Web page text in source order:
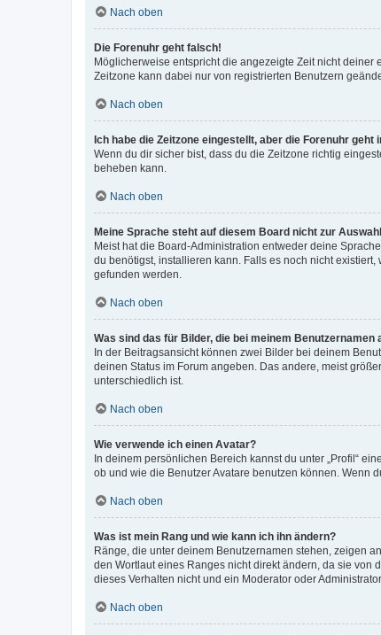
Nach oben
Die Forenuhr geht falsch!
Möglicherweise entspricht die angezeigte Zeit nicht deiner
Zeitzone kann dabei nur von registrierten Benutzern
Nach oben
Ich habe die Zeitzone eingestellt, aber die Forenuhr geht
Wenn du dir sicher bist, dass du die Zeitzone richtig
beheben kann.
Nach oben
Meine Sprache steht auf diesem Board nicht zur
Meist hat die Board-Administration entweder deine
du benötigst, installieren kann. Falls es noch nicht
gefunden werden.
Nach oben
Was sind das für Bilder, die bei meinem Benutzernamen
In der Beitragsansicht können zwei Bilder bei deinem
deinen Status im Forum angeben. Das andere, meist
unterschiedlich ist.
Nach oben
Wie verwende ich einen Avatar?
In deinem persönlichen Bereich kannst du unter „Profil“
ob und wie die Benutzer Avatare benutzen können. Wenn
Nach oben
Was ist mein Rang und wie kann ich ihn ändern?
Ränge, die unter deinem Benutzernamen stehen, zeigen
den Wortlaut eines Ranges nicht direkt ändern, da sie
dieses Verhalten nicht und ein Moderator oder
Nach oben